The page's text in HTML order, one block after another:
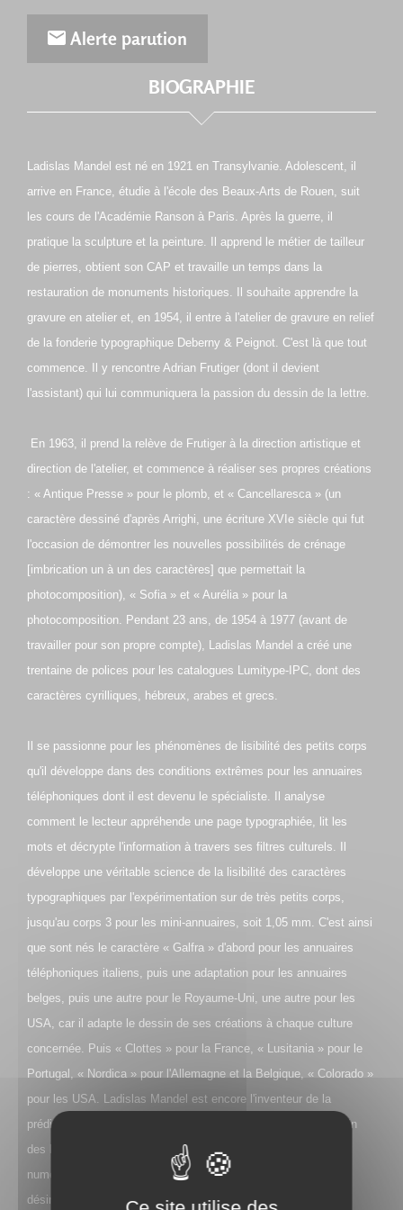
Alerte parution
BIOGRAPHIE
Ladislas Mandel est né en 1921 en Transylvanie. Adolescent, il
arrive en France, étudie à l'école des Beaux-Arts de Rouen, suit
les cours de l'Académie Ranson à Paris. Après la guerre, il
pratique la sculpture et la peinture. Il apprend le métier de tailleur
de pierres, obtient son CAP et travaille un temps dans la
restauration de monuments historiques. Il souhaite apprendre la
gravure en atelier et, en 1954, il entre à l'atelier de gravure en relief
de la fonderie typographique Deberny & Peignot. C'est là que tout
commence. Il y rencontre Adrian Frutiger (dont il devient
l'assistant) qui lui communiquera la passion du dessin de la lettre.
En 1963, il prend la relève de Frutiger à la direction artistique et
direction de l'atelier, et commence à réaliser ses propres créations
: « Antique Presse » pour le plomb, et « Cancellaresca » (un
caractère dessiné d'après Arrighi, une écriture XVIe siècle qui fut
l'occasion de démontrer les nouvelles possibilités de crénage
[imbrication un à un des caractères] que permettait la
photocomposition), « Sofia » et « Aurélia » pour la
photocomposition. Pendant 23 ans, de 1954 à 1977 (avant de
travailler pour son propre compte), Ladislas Mandel a créé une
trentaine de polices pour les catalogues Lumitype-IPC, dont des
caractères cyrilliques, hébreux, arabes et grecs.
Il se passionne pour les phénomènes de lisibilité des petits corps
qu'il développe dans des conditions extrêmes pour les annuaires
téléphoniques dont il est devenu le spécialiste. Il analyse
comment le lecteur appréhende une page typographiée, lit les
mots et décrypte l'information à travers ses filtres culturels. Il
développe une véritable science de la lisibilité des caractères
typographiques par l'expérimentation sur de très petits corps,
jusqu'au corps 3 pour les mini-annuaires, soit 1,05 mm. C'est ainsi
que sont nés le caractère « Galfra » d'abord pour les annuaires
téléphoniques italiens, puis une adaptation pour les annuaires
belges, puis une autre pour le Royaume-Uni, une autre pour les
USA, car il adapte le dessin de ses créations à chaque culture
concernée. Puis « Clottes » pour la France, « Lusitania » pour le
Portugal, « Nordica » pour l'Allemagne et la Belgique, « Colorado »
pour les USA. Ladislas Mandel est encore l'inventeur de la
prédigitalisation, c'est-à-dire la déformation volontaire du dessin
des lettres qui anticipe la déformation due à la pixellisation
numérique, ce qui permet de rétablir ainsi, en final, le dessin
désiré. Humaniste de grande culture et érudit de l'histoire des